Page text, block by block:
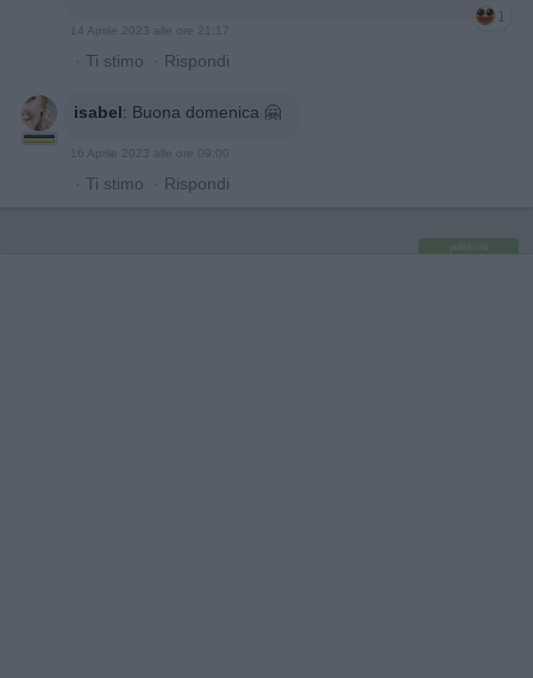
1
14 Aprile 2023 alle ore 21:17
· Ti stimo · Rispondi
isabel: Buona domenica 🤗
16 Aprile 2023 alle ore 09:00
· Ti stimo · Rispondi
pubblicità